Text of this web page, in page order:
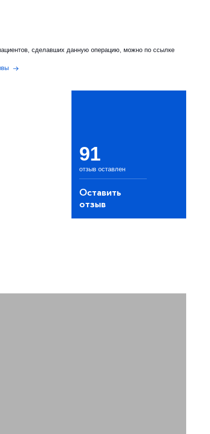
сделавших данную операцию, можно по ссылке
91
отзыв оставлен
Оставить
отзыв